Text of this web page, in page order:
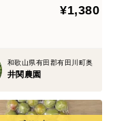
¥1,380
和歌山県有田郡有田川町奥
井関農園